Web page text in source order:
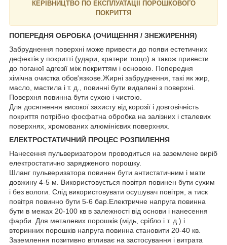
КЕРІВНИЦТВО ПО ЕКСПЛУАТАЦІЇ ПОРОШКОВОГО
ПОКРИТТЯ
ПОПЕРЕДНЯ ОБРОБКА (ОЧИЩЕННЯ / ЗНЕЖИРЕННЯ)
Забруднення поверхні може привести до появи естетичних
дефектів у покритті (удари, кратери тощо) а також привести
до поганої адгезії між покриттям і основою. Попередня
хімічна очистка обов'язкове.Жирні забруднення, такі як жир,
масло, мастила і т. д., повинні бути видалені з поверхні.
Поверхня повинна бути сухою і чистою.
Для досягнення високої захисту від корозії і довговічність
покриття потрібно фосфатна обробка на залізних і сталевих
поверхнях, хромованих алюмінієвих поверхнях.
ЕЛЕКТРОСТАТИЧНИЙ ПРОЦЕС РОЗПИЛЕННЯ
Нанесення пульверизатором проводиться на заземлене виріб
електростатично зарядженого порошку.
Шланг пульверизатора повинен бути антистатичним і мати
довжину 4-5 м. Використовується повітря повинен бути сухим
і без вологи. Слід використовувати осушувач повітря, а тиск
повітря повинно бути 5-6 бар.Електричне напруга повинна
бути в межах 20-100 кв в залежності від основи і нанесення
фарби. Для металевих порошків (мідь, срібло і т. д.) і
вторинних порошків напруга повинна становити 20-40 кв.
Заземлення позитивно впливає на застосування і витрата